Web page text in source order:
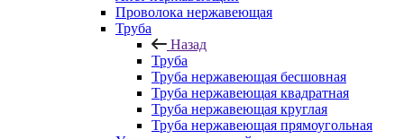
Проволока нержавеющая
Труба
Назад
Труба
Труба нержавеющая бесшовная
Труба нержавеющая квадратная
Труба нержавеющая круглая
Труба нержавеющая прямоугольная